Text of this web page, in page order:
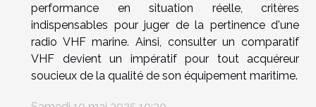
performance en situation réelle, critères
indispensables pour juger de la pertinence d'une
radio VHF marine. Ainsi, consulter un comparatif
VHF devient un impératif pour tout acquéreur
soucieux de la qualité de son équipement maritime.